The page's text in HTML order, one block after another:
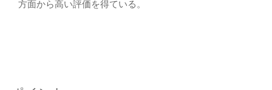
方面から高い評価を得ている。